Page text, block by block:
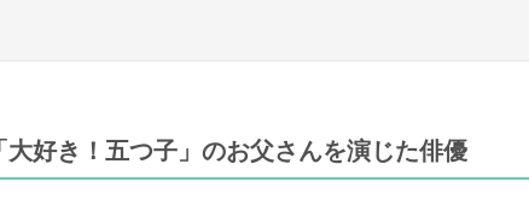
大好き！五つ子」のお父さんを演じた俳優